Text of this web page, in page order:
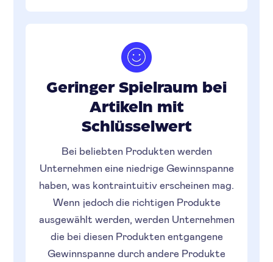
Geringer Spielraum bei
Artikeln mit
Schlüsselwert
Bei beliebten Produkten werden
Unternehmen eine niedrige Gewinnspanne
haben, was kontraintuitiv erscheinen mag.
Wenn jedoch die richtigen Produkte
ausgewählt werden, werden Unternehmen
die bei diesen Produkten entgangene
Gewinnspanne durch andere Produkte